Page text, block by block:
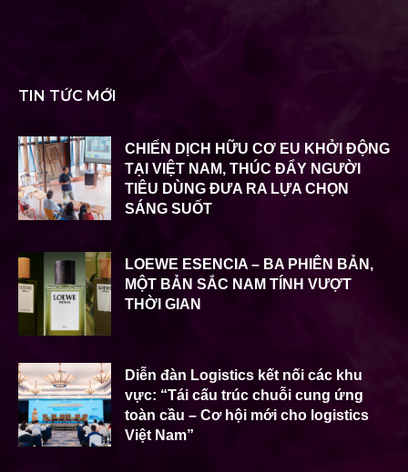
TIN TỨC MỚI
CHIẾN DỊCH HỮU CƠ EU KHỞI ĐỘNG
TẠI VIỆT NAM, THÚC ĐẨY NGƯỜI
TIÊU DÙNG ĐƯA RA LỰA CHỌN
SÁNG SUỐT
LOEWE ESENCIA – BA PHIÊN BẢN,
MỘT BẢN SẮC NAM TÍNH VƯỢT
THỜI GIAN
Diễn đàn Logistics kết nối các khu
vực: “Tái cấu trúc chuỗi cung ứng
toàn cầu – Cơ hội mới cho logistics
Việt Nam”